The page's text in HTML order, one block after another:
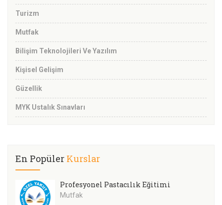
Turizm
Mutfak
Bilişim Teknolojileri Ve Yazılım
Kişisel Gelişim
Güzellik
MYK Ustalık Sınavları
En Popüler Kurslar
Profesyonel Pastacılık Eğitimi
Mutfak